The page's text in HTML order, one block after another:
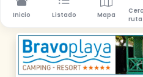
Inicio Listado Mapa
ruta